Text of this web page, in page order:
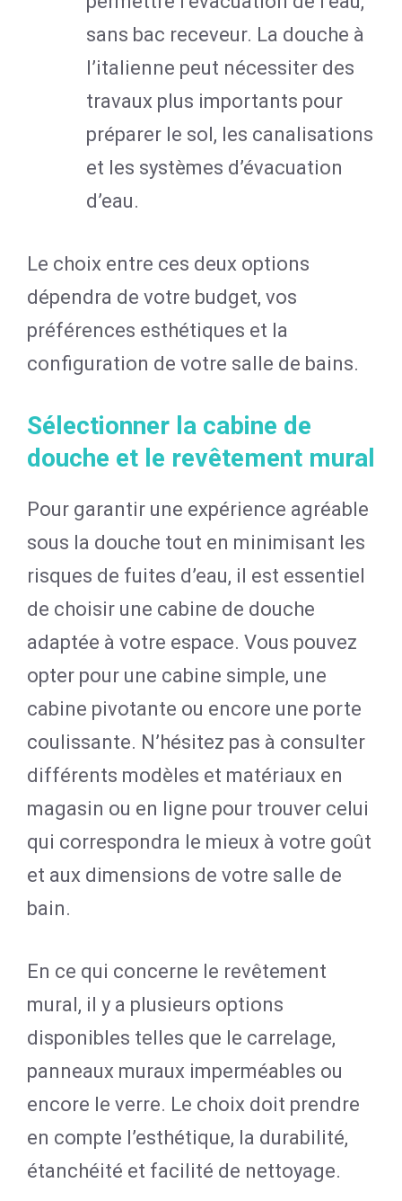
sans bac receveur. La douche à
l’italienne peut nécessiter des
travaux plus importants pour
préparer le sol, les canalisations
et les systèmes d’évacuation
d’eau.
Le choix entre ces deux options
dépendra de votre budget, vos
préférences esthétiques et la
configuration de votre salle de bains.
Sélectionner la cabine de
douche et le revêtement mural
Pour garantir une expérience agréable
sous la douche tout en minimisant les
risques de fuites d’eau, il est essentiel
de choisir une cabine de douche
adaptée à votre espace. Vous pouvez
opter pour une cabine simple, une
cabine pivotante ou encore une porte
coulissante. N’hésitez pas à consulter
différents modèles et matériaux en
magasin ou en ligne pour trouver celui
qui correspondra le mieux à votre goût
et aux dimensions de votre salle de
bain.
En ce qui concerne le revêtement
mural, il y a plusieurs options
disponibles telles que le carrelage,
panneaux muraux imperméables ou
encore le verre. Le choix doit prendre
en compte l’esthétique, la durabilité,
étanchéité et facilité de nettoyage.